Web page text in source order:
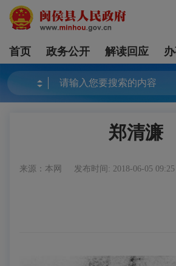
首页 政务公开 解读回应
郑清濂
来源：本网 发布时间: 2018-06-05 09:25